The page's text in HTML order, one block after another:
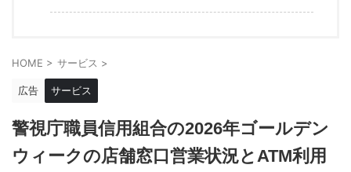
HOME > サービス >
広告 サービス
警視庁職員信用組合の2026年ゴールデン
ウィークの店舗窓口営業状況とATM利用